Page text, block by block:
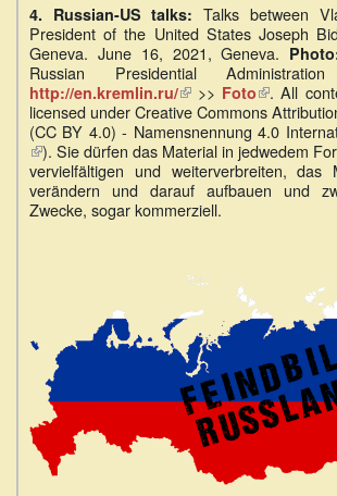
4. Russian-US talks: Talks between
President of the United States Joseph
Geneva. June 16, 2021, Geneva.
Russian Presidential
http://en.kremlin.ru/(Link
ist
extern)
>> Foto(Link
ist
extern)
. All
licensed under Creative Commons
(CC BY 4.0) - Namensnennung 4.0
(Link
ist
extern)
). Sie dürfen das Material in jedwedem
vervielfältigen und weiterverbreiten, das
verändern und darauf aufbauen und
Zwecke, sogar kommerziell.